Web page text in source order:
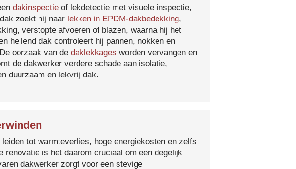
dakinspectie of lekdetectie met visuele inspectie,
zoekt hij naar lekken in EPDM-dakbedekking,
verstopte afvoeren of blazen, waarna hij het
hellend dak controleert hij pannen, nokken en
oorzaak van de daklekkages worden vervangen en
de dakwerker verdere schade aan isolatie,
duurzaam en lekvrij dak.
tot warmteverlies, hoge energiekosten en zelfs
renovatie is het daarom cruciaal om een degelijk
dakwerker zorgt voor een stevige